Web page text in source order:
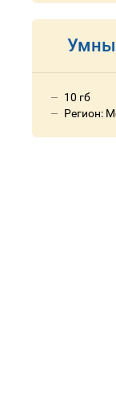
10 гб
Регион: